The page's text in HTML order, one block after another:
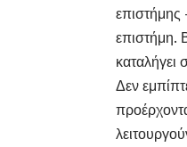
επιστήμης
επιστήμη.
καταλήγει
Δεν